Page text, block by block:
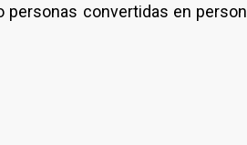
convertidas en